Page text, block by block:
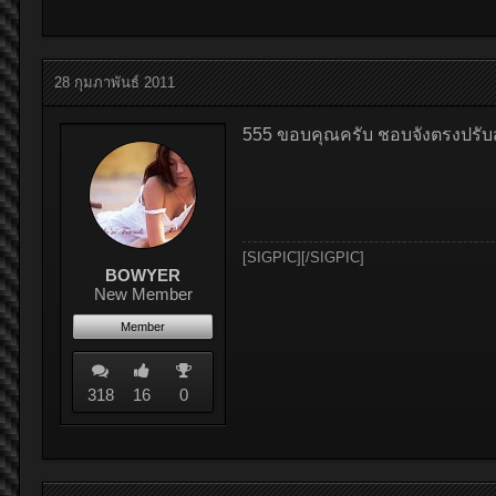
28 กุมภาพันธ์ 2011
BOWYER
New Member
Member
318 16 0
555 ขอบคุณครับ ชอบจังตรงปรับ
[SIGPIC][/SIGPIC]